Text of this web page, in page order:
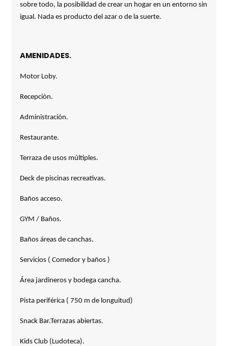
sobre todo, la posibilidad de crear un hogar en un entorno sin
igual. Nada es producto del azar o de la suerte.
AMENIDADES.
Motor Loby.
Recepciòn.
Administración.
Restaurante.
Terraza de usos múltiples.
Deck de piscinas recreativas.
Baños acceso.
GYM / Baños.
Baños áreas de canchas.
Servicios ( Comedor y baños )
Área jardineros y bodega cancha.
Pista periférica ( 750 m de longuitud)
Snack Bar.Terrazas abiertas.
Kids Club (Ludoteca).